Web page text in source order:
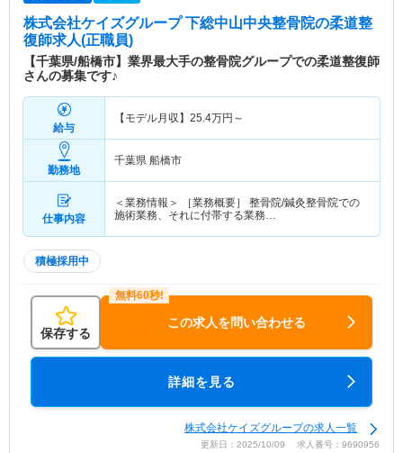
株式会社ケイズグループ 下総中山中央整骨院の柔道整
復師求人(正職員)
【千葉県/船橋市】業界最大手の整骨院グループでの柔道整復師
さんの募集です♪
給与
【モデル月収】 25.4万円～
勤務地
千葉県 船橋市
仕事内容
＜業務情報＞ ［業務概要］ 整骨院/鍼灸整骨院での
施術業務、それに付帯する業務…
積極採用中
保存する
この求人を問い合わせる
詳細を見る
株式会社ケイズグループの求人一覧
更新日：2025/10/09 求人番号：9690956